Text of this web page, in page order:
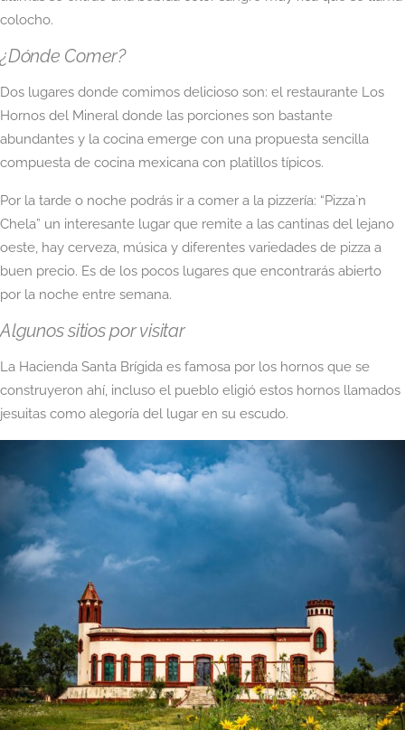
colocho.
¿Dónde Comer?
Dos lugares donde comimos delicioso son: el restaurante Los
Hornos del Mineral donde las porciones son bastante
abundantes y la cocina emerge con una propuesta sencilla
compuesta de cocina mexicana con platillos típicos.
Por la tarde o noche podrás ir a comer a la pizzería: “Pizza`n
Chela” un interesante lugar que remite a las cantinas del lejano
oeste, hay cerveza, música y diferentes variedades de pizza a
buen precio. Es de los pocos lugares que encontrarás abierto
por la noche entre semana.
Algunos sitios por visitar
La Hacienda Santa Brígida es famosa por los hornos que se
construyeron ahí, incluso el pueblo eligió estos hornos llamados
jesuitas como alegoría del lugar en su escudo.